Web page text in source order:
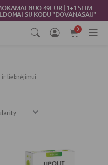
NUO 49EUR | 1+1 SLIM
SU KODU "DOVANASAU"
0
Cart
ir lieknėjimui